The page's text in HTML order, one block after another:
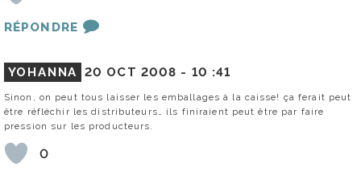
RÉPONDRE
YOHANNA 20 OCT 2008 - 10 :41
Sinon, on peut tous laisser les emballages à la caisse! ça ferait peut
être réfléchir les distributeurs… ils finiraient peut être par faire
pression sur les producteurs.
0